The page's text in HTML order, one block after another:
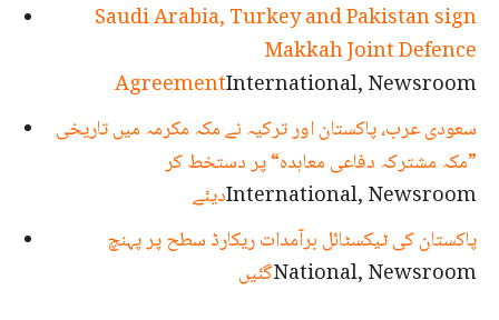
Saudi Arabia, Turkey and Pakistan sign
Makkah Joint Defence
AgreementInternational, Newsroom
سعودی عرب، پاکستان اور ترکیہ نے مکہ مکرمہ میں تاریخی
”مکہ مشترکہ دفاعی معاہدہ“ پر دستخط کر
دیئےInternational, Newsroom
پاکستان کی ٹیکسٹائل برآمدات ریکارڈ سطح پر پہنچ
گئیںNational, Newsroom